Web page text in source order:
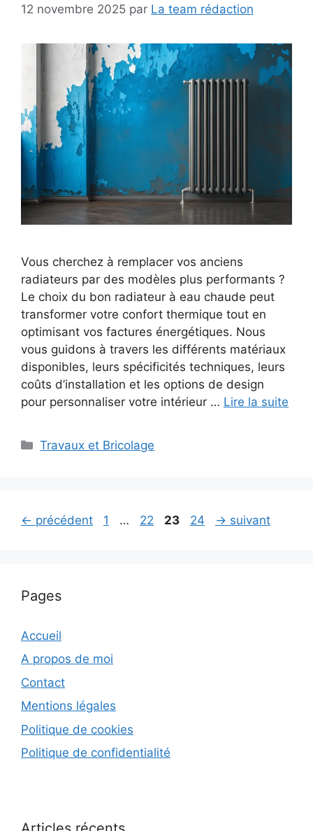
12 novembre 2025 par La team rédaction
Vous cherchez à remplacer vos anciens
radiateurs par des modèles plus performants ?
Le choix du bon radiateur à eau chaude peut
transformer votre confort thermique tout en
optimisant vos factures énergétiques. Nous
vous guidons à travers les différents matériaux
disponibles, leurs spécificités techniques, leurs
coûts d’installation et les options de design
pour personnaliser votre intérieur … Lire la suite
Catégories
Travaux et Bricolage
← précédent Page
1 … Page
22 Page
23 Page
24 → suivant
Pages
Accueil
A propos de moi
Contact
Mentions légales
Politique de cookies
Politique de confidentialité